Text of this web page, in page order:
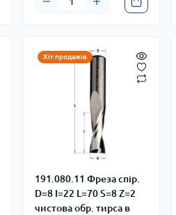
Хіт продажів
191.080.11 Фреза спір.
D=8 I=22 L=70 S=8 Z=2
чистова обр. тирса в